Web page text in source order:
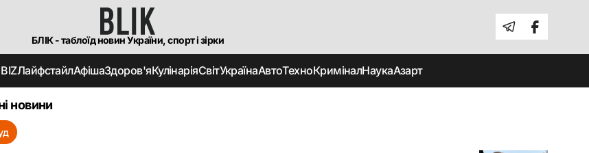
БЛІК - таблоїд новин України, спорт і зірки
ЛайфстайлАфішаЗдоров'яКулінаріяСвітУкраїнаАвтоТехноКриміналНаукаАзарт
новини